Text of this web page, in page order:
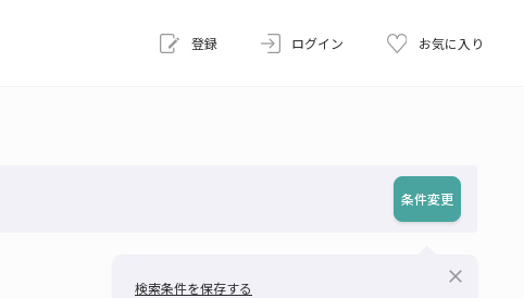
登録 ログイン お気に入り
条件変更
検索条件を保存する
close